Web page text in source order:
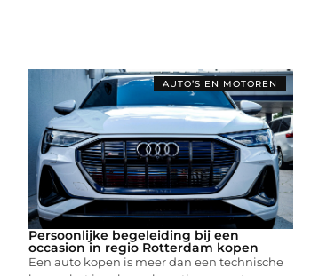
AUTO’S EN MOTOREN
Persoonlijke begeleiding bij een
occasion in regio Rotterdam kopen
Een auto kopen is meer dan een technische